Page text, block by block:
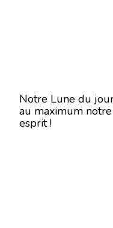
Notre Lune du
au maximum
esprit !